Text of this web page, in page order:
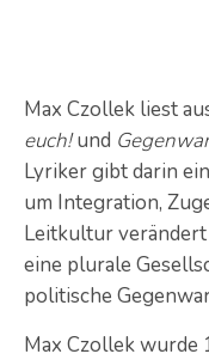
Max Czollek liest
euch!und
Lyriker gibt darin
um Integration,
Leitkultur
eine plurale
politische
Max Czollek wurde